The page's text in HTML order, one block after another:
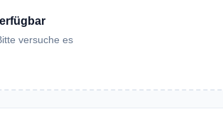
versuche es